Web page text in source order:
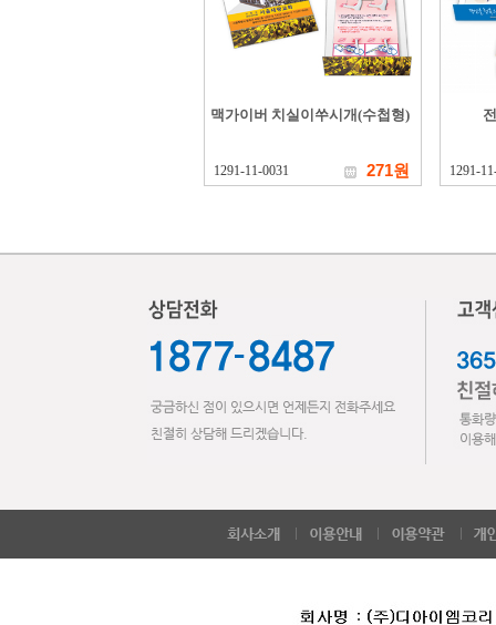
맥가이버 치실이쑤시개(수첩형)
1291-11-0031 271원 1291-